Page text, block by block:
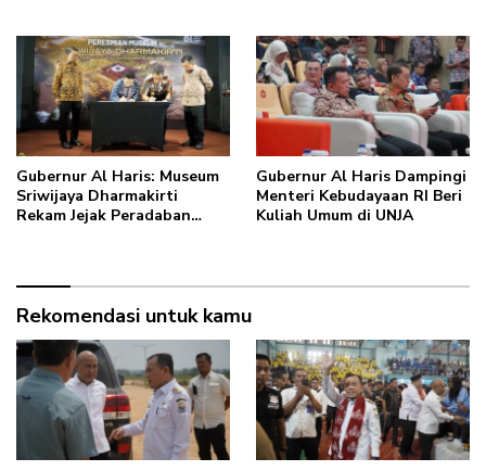
Gubernur Al Haris: Museum
Sriwijaya Dharmakirti
Rekam Jejak Peradaban
Gubernur Al Haris Dampingi
Menteri Kebudayaan RI Beri
Kuliah Umum di UNJA
Rekomendasi untuk kamu